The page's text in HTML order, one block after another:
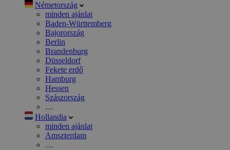
Németország
minden ajánlat
Baden-Württemberg
Bajorország
Berlin
Brandenburg
Düsseldorf
Fekete erdő
Hamburg
Hessen
Szászország
…
Hollandia
minden ajánlat
Amszterdam
…